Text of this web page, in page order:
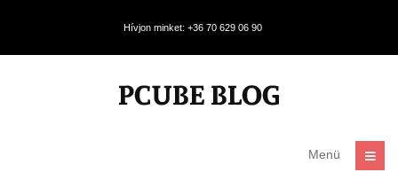
Hívjon minket: +36 70 629 06 90
Menü